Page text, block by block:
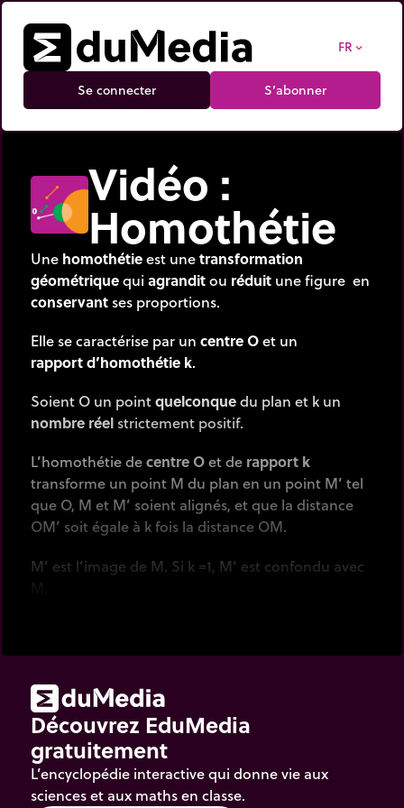
FR expand_more
Se connecter S’abonner
Vidéo :
Homothétie
Une homothétieest unetransformation
géométriquequi agranditou réduit une figure en
conservantses proportions.
Elle se caractérise par un centre Oet un
rapport d’homothétie k.
Soient O un pointquelconquedu plan et k un
nombre réelstrictement positif.
L’homothétie decentre Oet de rapport k
transforme un point M du plan en un point M’ tel
que O, M et M’ soient alignés, et que la distance
OM’ soit égale à k fois la distance OM.
M’ est l’image de M. Si k =1, M’ est confondu avec
Si M est
confondu
alors son image M’est confondue
que soit la valeur de k.
Le centre de l’homothétie O est unpoint invariant
pour tout k .
Découvrez EduMedia
gratuitement
L’encyclopédie interactive qui donne vie aux
sciences et aux maths en classe.